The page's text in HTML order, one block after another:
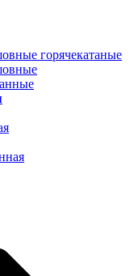
горячекатаные